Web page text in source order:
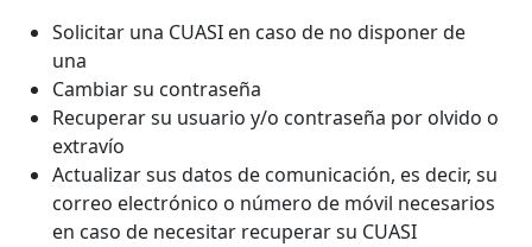
Solicitar una CUASI en caso de no disponer de
una
Cambiar su contraseña
Recuperar su usuario y/o contraseña por olvido o
extravío
Actualizar sus datos de comunicación, es decir, su
correo electrónico o número de móvil necesarios
en caso de necesitar recuperar su CUASI